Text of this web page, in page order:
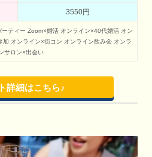
3550円
ーティー Zoom×婚活 オンライン×40代婚活 オン
加 オンライン×街コン オンライン飲み会 オンラ
サロン×出会い
詳細はこちら♪